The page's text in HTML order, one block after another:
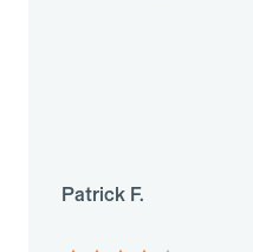
Patrick F.